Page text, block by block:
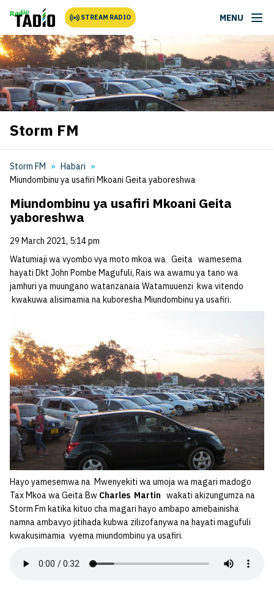
STREAM RADIO MENU
Storm FM
Storm FM
Habari
Miundombinu ya usafiri Mkoani Geita yaboreshwa
Miundombinu ya usafiri Mkoani Geita
yaboreshwa
29 March 2021, 5:14 pm
Watumiaji wa vyombo vya moto mkoa wa Geita wamesema
hayati Dkt John Pombe Magufuli, Rais wa awamu ya tano wa
jamhuri ya muungano watanzanaia Watamuuenzi kwa vitendo
kwakuwa alisimamia na kuboresha Miundombinu ya usafiri.
Hayo yamesemwa na Mwenyekiti wa umoja wa magari madogo
Tax Mkoa wa Geita Bw Charles Martin wakati akizungumza na
Storm Fm katika kituo cha magari hayo ambapo amebainisha
namna ambavyo jitihada kubwa zilizofanywa na hayati magufuli
kwakusimamia vyema miundombinu ya usafiri.